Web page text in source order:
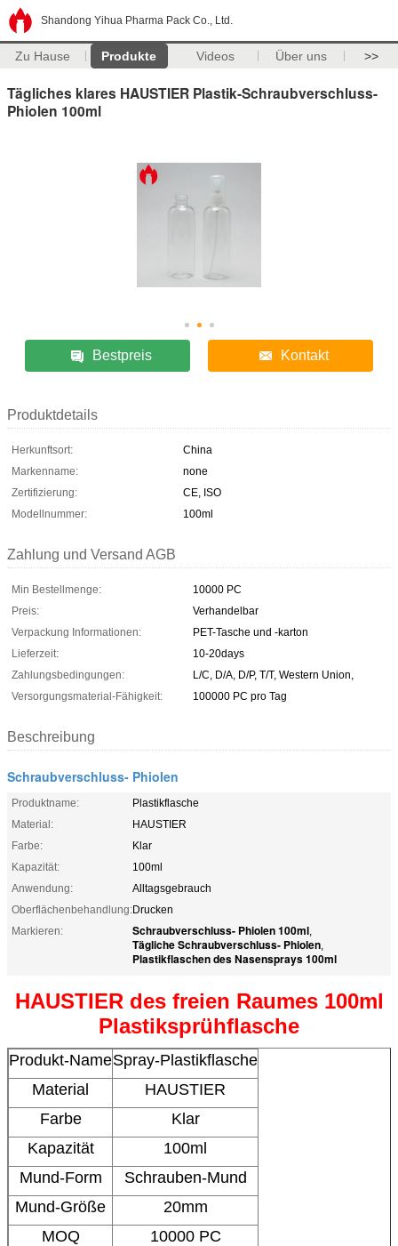
Shandong Yihua Pharma Pack Co., Ltd.
Zu Hause Produkte Videos Über uns >>
Tägliches klares HAUSTIER Plastik-Schraubverschluss-
Phiolen 100ml
Bestpreis Kontakt
Produktdetails
Herkunftsort:
China
Markenname:
none
Zertifizierung:
CE, ISO
Modellnummer:
100ml
Zahlung und Versand AGB
Min Bestellmenge:
10000 PC
Preis:
Verhandelbar
Verpackung Informationen:
PET-Tasche und -karton
Lieferzeit:
10-20days
Zahlungsbedingungen:
L/C, D/A, D/P, T/T, Western Union,
Versorgungsmaterial-Fähigkeit:
100000 PC pro Tag
Beschreibung
Schraubverschluss- Phiolen
Produktname:
Plastikflasche
Material:
HAUSTIER
Farbe:
Klar
Kapazität:
100ml
Anwendung:
Alltagsgebrauch
Oberflächenbehandlung:Drucken
Markieren:
Schraubverschluss- Phiolen 100ml,
Tägliche Schraubverschluss- Phiolen,
Plastikflaschen des Nasensprays 100ml
HAUSTIER des freien Raumes 100ml
Plastiksprühflasche
Produkt-NameSpray-Plastikflasche
Material
HAUSTIER
Farbe
Klar
Kapazität
100ml
Mund-Form
Schrauben-Mund
Mund-Größe
20mm
MOQ
10000 PC